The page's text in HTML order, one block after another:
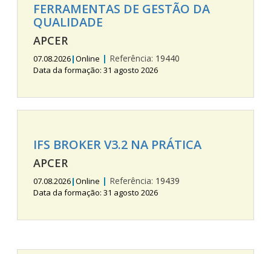
FERRAMENTAS DE GESTÃO DA
QUALIDADE
APCER
07.08.2026|Online | Referência: 19440
Data da formação: 31 agosto 2026
IFS BROKER V3.2 NA PRÁTICA
APCER
07.08.2026|Online | Referência: 19439
Data da formação: 31 agosto 2026